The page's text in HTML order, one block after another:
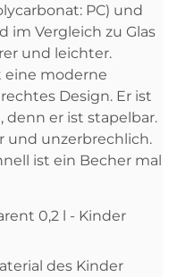
PC) und
im Vergleich zu Glas
und leichter.
eine moderne
Design. Er ist
denn er ist stapelbar.
und unzerbrechlich.
ist ein Becher mal
0,2 l - Kinder
des Kinder